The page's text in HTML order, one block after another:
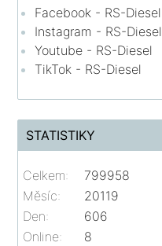
Facebook - RS-Diesel
Instagram - RS-Diesel
Youtube - RS-Diesel
TikTok - RS-Diesel
STATISTIKY
Online: 8
Celkem:
799958
Měsíc:
20119
Den:
606